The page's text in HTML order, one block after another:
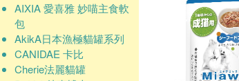
AIXIA 愛喜雅 妙喵主食軟
包
AkikA日本漁極貓罐系列
CANIDAE 卡比
Cherie法麗貓罐